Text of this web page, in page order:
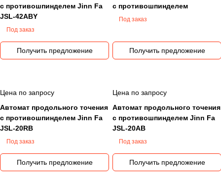
с противошпинделем Jinn Fa
JSL-42AВY
Под заказ
Получить предложение
с противошпинделем
Под заказ
Получить предложение
Цена по запросу
Автомат продольного точения
с противошпинделем Jinn Fa
JSL-20RB
Под заказ
Получить предложение
Цена по запросу
Автомат продольного точения
с противошпинделем Jinn Fa
JSL-20AВ
Под заказ
Получить предложение